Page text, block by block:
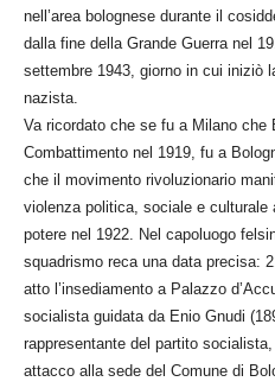
nell’area bolognese durante il
dalla fine della Grande Guerra nel
settembre 1943, giorno in cui iniziò
nazista.
Va ricordato che se fu a Milano
Combattimento nel 1919, fu a
che il movimento rivoluzionario
violenza politica, sociale e culturale
potere nel 1922. Nel capoluogo
squadrismo reca una data precisa:
atto l’insediamento a Palazzo
socialista guidata da Enio Gnudi
rappresentante del partito
attacco alla sede del Comune di